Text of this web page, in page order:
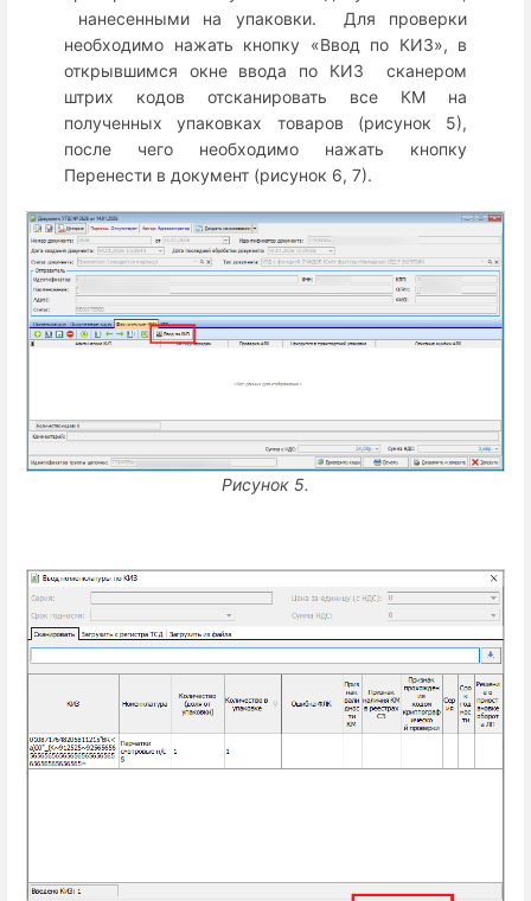
нанесенными на упаковки. Для проверки
необходимо нажать кнопку «Ввод по КИЗ», в
открывшимся окне ввода по КИЗ сканером
штрих кодов отсканировать все КМ на
полученных упаковках товаров (рисунок 5),
после чего необходимо нажать кнопку
Перенести в документ (рисунок 6, 7).
Рисунок 5.